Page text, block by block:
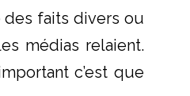
des faits divers ou
médias relaient.
c’est que